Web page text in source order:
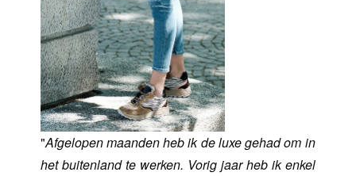
"Afgelopen maanden heb ik de luxe gehad om in
hetbuitenland te werken. Vorig jaar heb ik enkel